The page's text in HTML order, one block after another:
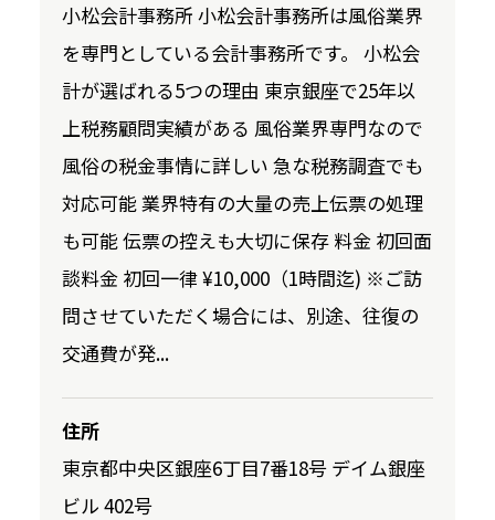
小松会計事務所 小松会計事務所は風俗業界
を専門としている会計事務所です。 小松会
計が選ばれる5つの理由 東京銀座で25年以
上税務顧問実績がある 風俗業界専門なので
風俗の税金事情に詳しい 急な税務調査でも
対応可能 業界特有の大量の売上伝票の処理
も可能 伝票の控えも大切に保存 料金 初回面
談料金 初回一律 ¥10,000（1時間迄) ※ご訪
問させていただく場合には、別途、往復の
交通費が発...
住所
東京都中央区銀座6丁目7番18号 デイム銀座
ビル 402号